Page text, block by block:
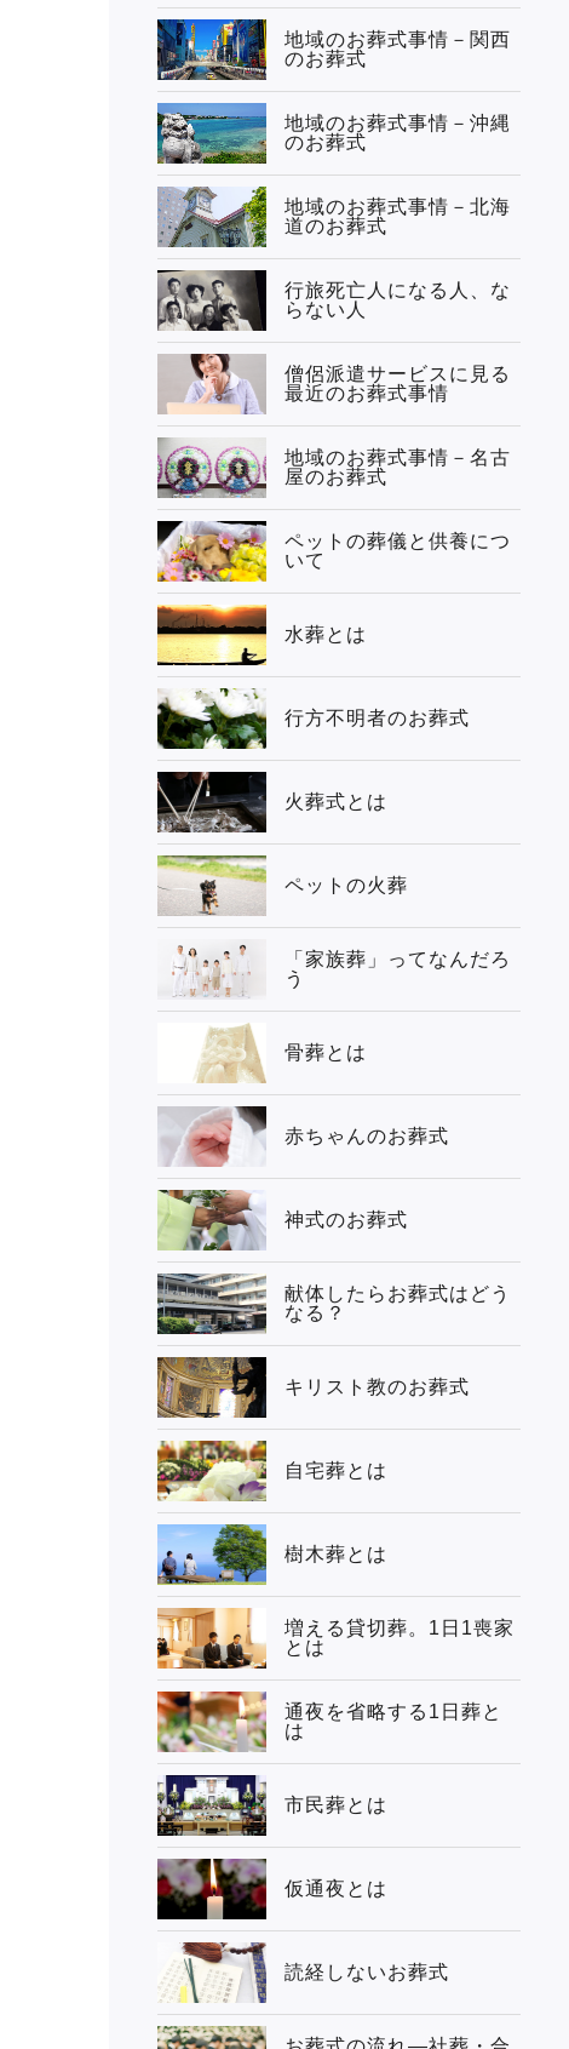
地域のお葬式事情－関西
のお葬式
地域のお葬式事情－沖縄
のお葬式
地域のお葬式事情－北海
道のお葬式
行旅死亡人になる人、な
らない人
僧侶派遣サービスに見る
最近のお葬式事情
地域のお葬式事情－名古
屋のお葬式
ペットの葬儀と供養につ
いて
水葬とは
行方不明者のお葬式
火葬式とは
ペットの火葬
「家族葬」ってなんだろ
う
骨葬とは
赤ちゃんのお葬式
神式のお葬式
献体したらお葬式はどう
なる？
キリスト教のお葬式
自宅葬とは
樹木葬とは
増える貸切葬。1日1喪家
とは
通夜を省略する1日葬と
は
市民葬とは
仮通夜とは
読経しないお葬式